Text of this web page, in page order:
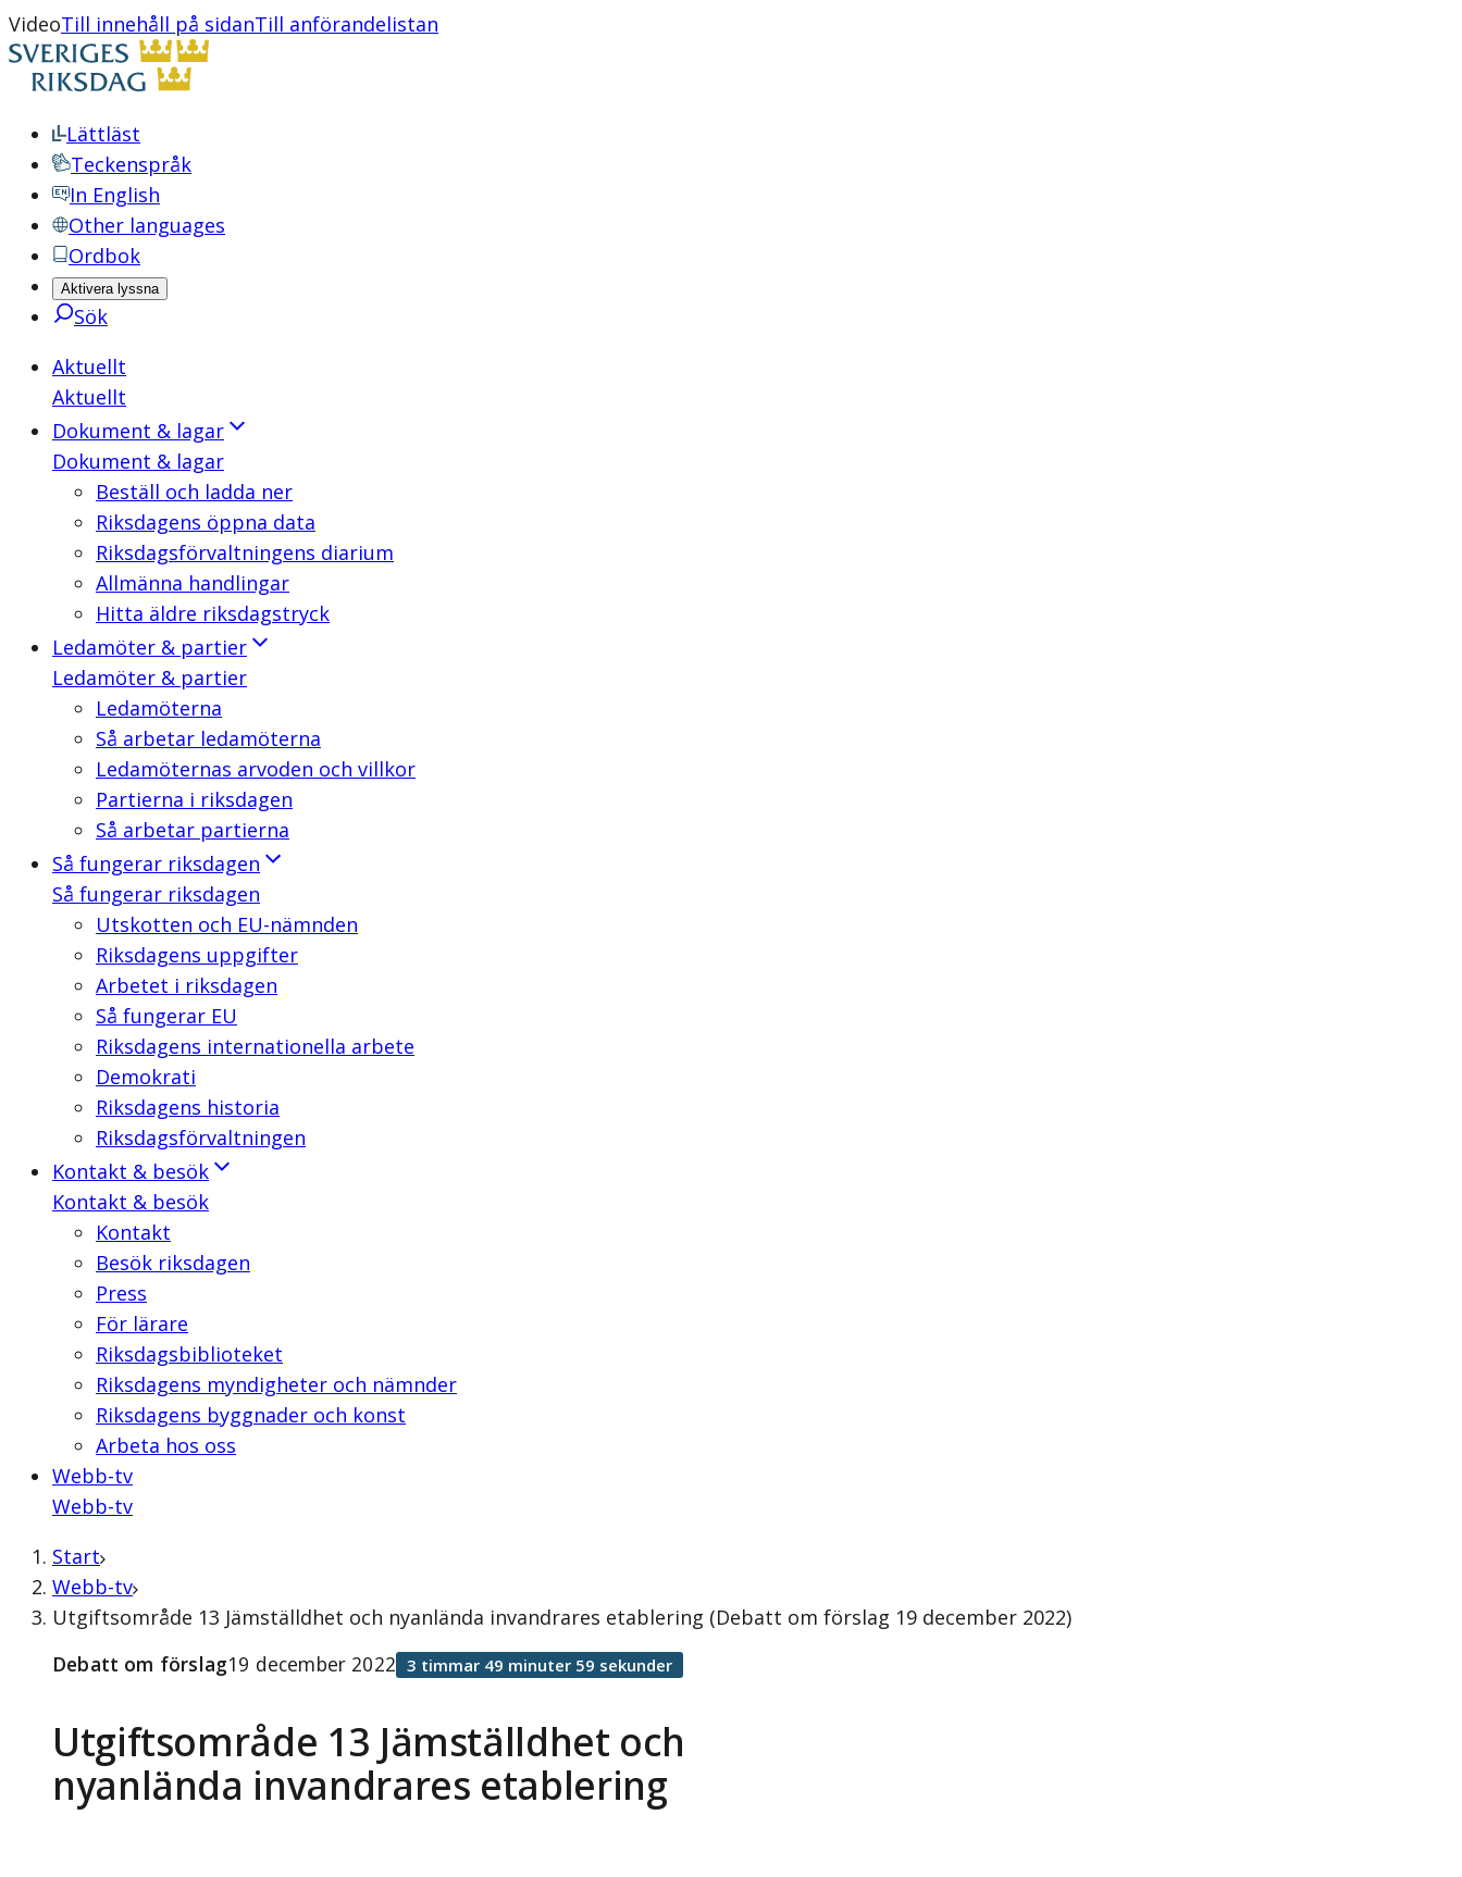
VideoTill innehåll på sidanTill anförandelistan
Lättläst
Teckenspråk
In English
Other languages
Ordbok
Aktivera lyssna
Sök
Aktuellt
Aktuellt
Dokument & lagar
Dokument & lagar
Beställ och ladda ner
Riksdagens öppna data
Riksdagsförvaltningens diarium
Allmänna handlingar
Hitta äldre riksdagstryck
Ledamöter & partier
Ledamöter & partier
Ledamöterna
Så arbetar ledamöterna
Ledamöternas arvoden och villkor
Partierna i riksdagen
Så arbetar partierna
Så fungerar riksdagen
Så fungerar riksdagen
Utskotten och EU-nämnden
Riksdagens uppgifter
Arbetet i riksdagen
Så fungerar EU
Riksdagens internationella arbete
Demokrati
Riksdagens historia
Riksdagsförvaltningen
Kontakt & besök
Kontakt & besök
Kontakt
Besök riksdagen
Press
För lärare
Riksdagsbiblioteket
Riksdagens myndigheter och nämnder
Riksdagens byggnader och konst
Arbeta hos oss
Webb-tv
Webb-tv
Start
Webb-tv
Utgiftsområde 13 Jämställdhet och nyanlända invandrares etablering (Debatt om förslag 19 december 2022)
Utgiftsområde 13 Jämställdhet och
nyanlända invandrares etablering
Debatt om förslag19 december 2022 3 timmar 49 minuter 59 sekunder